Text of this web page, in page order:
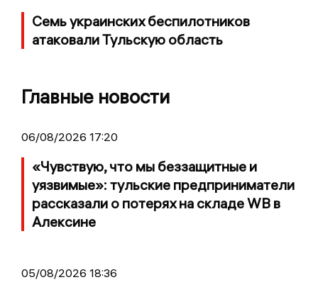
Семь украинских беспилотников
атаковали Тульскую область
Главные новости
06/08/2026 17:20
«Чувствую, что мы беззащитные и
уязвимые»: тульские предприниматели
рассказали о потерях на складе WB в
Алексине
05/08/2026 18:36